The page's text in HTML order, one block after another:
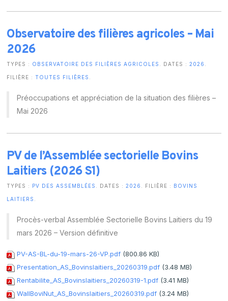
Observatoire des filières agricoles – Mai
2026
TYPES : OBSERVATOIRE DES FILIÈRES AGRICOLES . DATES :2026
FILIÈRE :TOUTES FILIÈRES
Préoccupations et appréciation de la situation des filières –
Mai 2026
PV de l’Assemblée sectorielle Bovins
Laitiers (2026 S1)
TYPES : PV DES ASSEMBLÉES . DATES :2026 . FILIÈRE : BOVINS
LAITIERS
Procès-verbal Assemblée Sectorielle Bovins Laitiers du 19
mars 2026 – Version définitive
PV-AS-BL-du-19-mars-26-VP.pdf (800.86 KB)
Presentation_AS_Bovinslaitiers_20260319.pdf (3.48 MB)
Rentabilite_AS_Bovinslaitiers_20260319-1.pdf (3.41 MB)
WallBoviNut_AS_Bovinslaitiers_20260319.pdf (3.24 MB)